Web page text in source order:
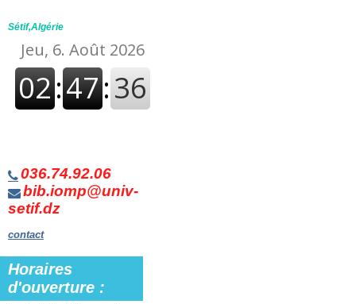
Sétif,Algérie
036.74.92.06
bib.iomp@univ-
setif.dz
contact
Horaires
d'ouverture :